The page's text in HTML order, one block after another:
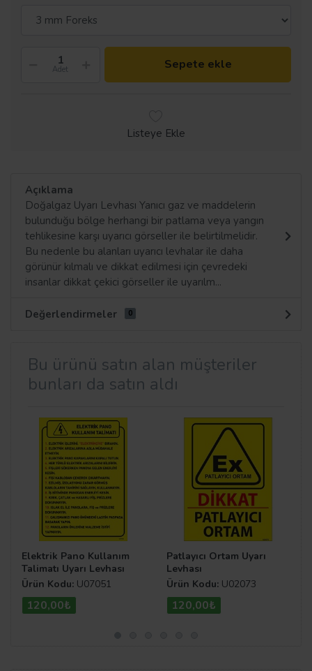
Adet Sepete ekle
Listeye Ekle
Açıklama
Doğalgaz Uyarı Levhası Yanıcı gaz ve maddelerin
bulunduğu bölge herhangi bir patlama veya yangın
tehlikesine karşı uyarıcı görseller ile belirtilmelidir.
Bu nedenle bu alanları uyarıcı levhalar ile daha
görünür kılmalı ve dikkat edilmesi için çevredeki
insanlar dikkat çekici görseller ile uyarılm...
Değerlendirmeler 0
Bu ürünü satın alan müşteriler
bunları da satın aldı
Elektrik Pano Kullanım
Talimatı Uyarı Levhası
Ürün Kodu: U07051
120,00₺
Patlayıcı Ortam Uyarı
Levhası
Ürün Kodu: U02073
120,00₺